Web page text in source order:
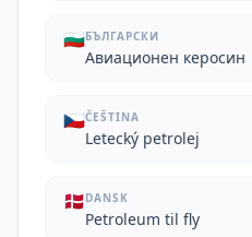
🇧🇬БЪЛГАРСКИ
Авиационен керосин
🇨🇿ČEŠTINA
Letecký petrolej
🇩🇰 DANSK
Petroleum til fly